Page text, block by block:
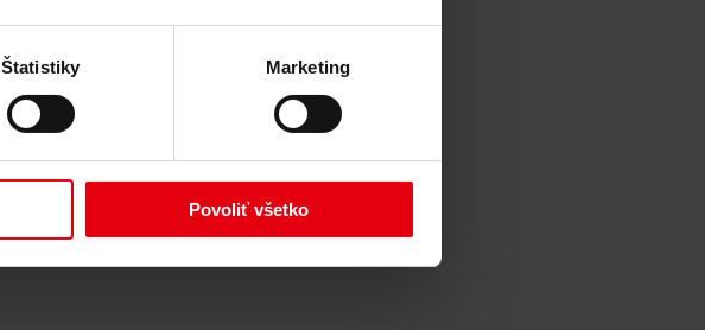
Štatistiky Marketing
Povoliť všetko